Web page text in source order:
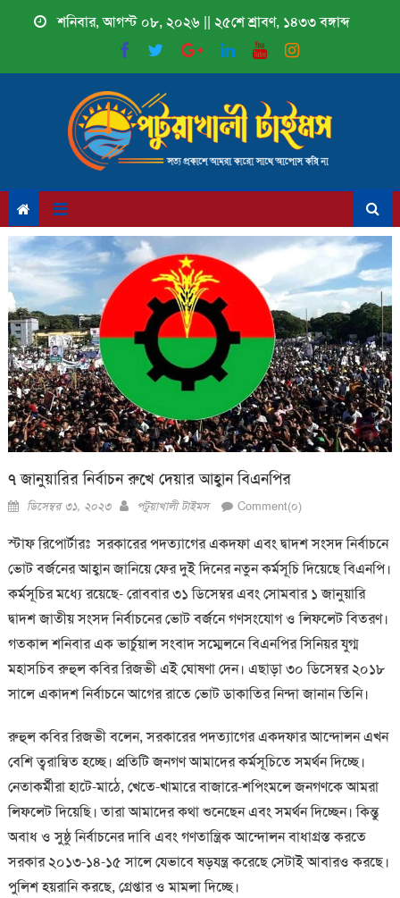
শনিবার, আগস্ট ০৮, ২০২৬ || ২৫শে শ্রাবণ, ১৪৩৩ বঙ্গাব্দ
৭ জানুয়ারির নির্বাচন রুখে দেয়ার আহ্বান বিএনপির
Posted
ডিসেম্বর ৩১, ২০২৩ Author
পটুয়াখালী টাইমস Comment(০)
স্টাফ রিপোর্টারঃ সরকারের পদত্যাগের একদফা এবং দ্বাদশ সংসদ নির্বাচনে
ভোট বর্জনের আহ্বান জানিয়ে ফের দুই দিনের নতুন কর্মসূচি দিয়েছে বিএনপি।
কর্মসূচির মধ্যে রয়েছে- রোববার ৩১ ডিসেম্বর এবং সোমবার ১ জানুয়ারি
দ্বাদশ জাতীয় সংসদ নির্বাচনের ভোট বর্জনে গণসংযোগ ও লিফলেট বিতরণ।
গতকাল শনিবার এক ভার্চুয়াল সংবাদ সম্মেলনে বিএনপির সিনিয়র যুগ্ম
মহাসচিব রুহুল কবির রিজভী এই ঘোষণা দেন। এছাড়া ৩০ ডিসেম্বর ২০১৮
সালে একাদশ নির্বাচনে আগের রাতে ভোট ডাকাতির নিন্দা জানান তিনি।
রুহুল কবির রিজভী বলেন, সরকারের পদত্যাগের একদফার আন্দোলন এখন
বেশি ত্বরান্বিত হচ্ছে। প্রতিটি জনগণ আমাদের কর্মসূচিতে সমর্থন দিচ্ছে।
নেতাকর্মীরা হাটে-মাঠে, খেতে-খামারে বাজারে-শপিংমলে জনগণকে আমরা
লিফলেট দিয়েছি। তারা আমাদের কথা শুনেছেন এবং সমর্থন দিচ্ছেন। কিন্তু
অবাধ ও সুষ্ঠু নির্বাচনের দাবি এবং গণতান্ত্রিক আন্দোলন বাধাগ্রস্ত করতে
সরকার ২০১৩-১৪-১৫ সালে যেভাবে ষড়যন্ত্র করেছে সেটাই আবারও করছে।
পুলিশ হয়রানি করছে, গ্রেপ্তার ও মামলা দিচ্ছে।